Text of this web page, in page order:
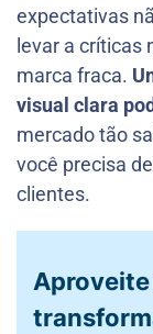
expectativas
levar a críticas
marca fraca.
visual clara
mercado tão
você precisa
clientes.